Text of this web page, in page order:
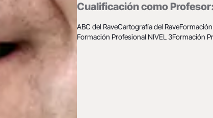
Cualificación como Profesor:
ABC del RaveCartografía del RaveFormación
Formación Profesional NIVEL 3Formación